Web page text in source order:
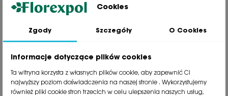
Jesteśmy wiodącą firmą wysyłkową roślin na terenie Polski. Od ponad
30 lat dzielimy się z naszymi Klientami naszą pasją, doświadczeniem i
81 533 23 05
phone81 533 30 50
phone 81 533 82 20
Cookies
Zgody Szczegóły O Cookies
Informacje dotyczące plików cookies
Ta witryna korzysta z własnych plików cookie, aby zapewnić Ci
najwyższy poziom doświadczenia na naszej stronie . Wykorzystujemy
również pliki cookie stron trzecich w celu ulepszenia naszych usług,